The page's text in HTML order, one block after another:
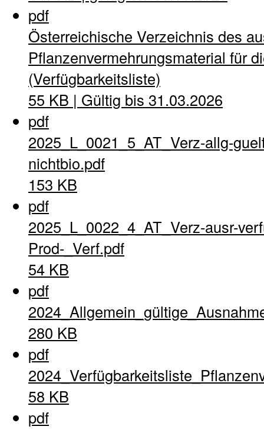
pdf
Österreichische Verzeichnis des
Pflanzenvermehrungsmaterial für
(Verfügbarkeitsliste)
55 KB | Gültig bis 31.03.2026
pdf
2025_L_0021_5_AT_Verz-allg-
nichtbio.pdf
153 KB
pdf
2025_L_0022_4_AT_Verz-ausr-
Prod-_Verf.pdf
54 KB
pdf
280 KB
pdf
58 KB
pdf